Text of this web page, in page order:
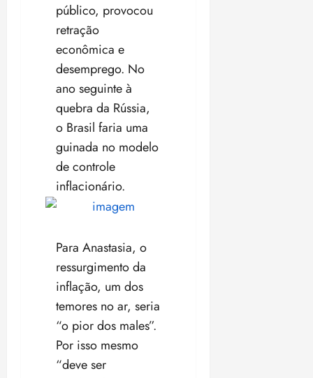
público, provocou
retração
econômica e
desemprego. No
ano seguinte à
quebra da Rússia,
o Brasil faria uma
guinada no modelo
de controle
inflacionário.
Para Anastasia, o
ressurgimento da
inflação, um dos
temores no ar, seria
“o pior dos males”.
Por isso mesmo
“deve ser